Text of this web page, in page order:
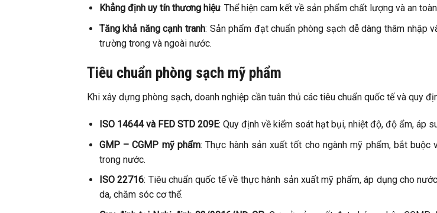
Khẳng định uy tín thương hiệu: Thể hiện cam kết về sản phẩm chất lượng và an
Tăng khả năng cạnh tranh: Sản phẩm đạt chuẩn phòng sạch dễ dàng thâm nhập
trường trong và ngoài nước.
Tiêu chuẩn phòng sạch mỹ phẩm
Khi xây dựng phòng sạch, doanh nghiệp cần tuân thủ các tiêu chuẩn quốc tế và quy
ISO 14644 và FED STD 209E: Quy định về kiểm soát hạt bụi, nhiệt độ, độ ẩm, áp
GMP – CGMP mỹ phẩm: Thực hành sản xuất tốt cho ngành mỹ phẩm, bắt buộc
trong nước.
ISO 22716: Tiêu chuẩn quốc tế về thực hành sản xuất mỹ phẩm, áp dụng cho
da, chăm sóc cơ thể.